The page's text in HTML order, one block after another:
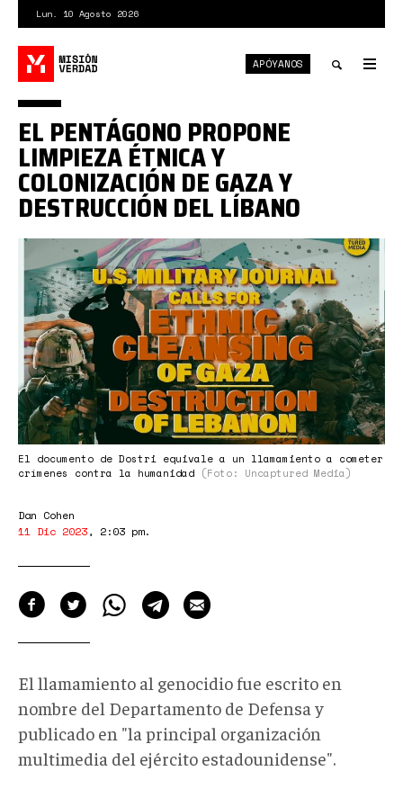
contenido
principal
Lun. 10 Agosto 2026
APÓYANOS
limpieza
étnica
gaza
destrucción
líbano.jpg
El documento de Dostri equivale a un llamamiento a cometer
crímenes contra la humanidad (Foto: Uncaptured Media)
EL PENTÁGONO PROPONE
LIMPIEZA ÉTNICA Y
COLONIZACIÓN DE GAZA Y
DESTRUCCIÓN DEL LÍBANO
Dan Cohen
11 Dic 2023, 2:03 pm.
El llamamiento al genocidio fue escrito en
nombre del Departamento de Defensa y
publicado en "la principal organización
multimedia del ejército estadounidense".